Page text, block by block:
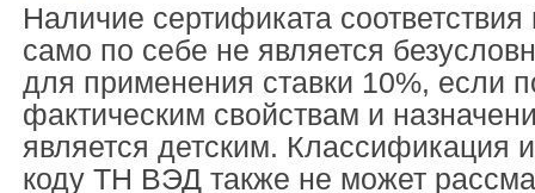
Наличие сертификата
само по себе не является
для применения ставки 10%, если
фактическим свойствам и
является детским. Классификация
коду ТН ВЭД также не может